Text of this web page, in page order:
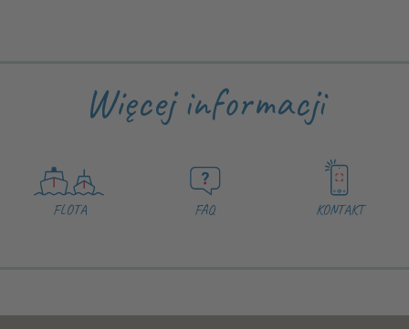
Więcej informacji
FLOTA FAQ KONTAKT